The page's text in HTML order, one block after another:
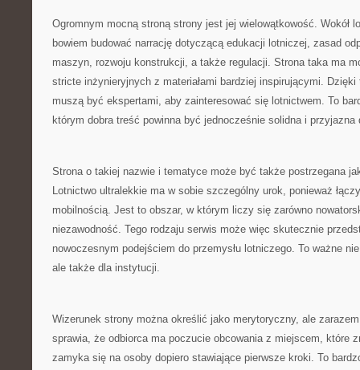
Ogromnym mocną stroną strony jest jej wielowątkowość. Wokół
bowiem budować narrację dotyczącą edukacji lotniczej, zasad
maszyn, rozwoju konstrukcji, a także regulacji. Strona taka ma
stricte inżynieryjnych z materiałami bardziej inspirującymi.
muszą być ekspertami, aby zainteresować się lotnictwem. To
którym dobra treść powinna być jednocześnie solidna i przyjazna
Strona o takiej nazwie i tematyce może być także postrzegana
Lotnictwo ultralekkie ma w sobie szczególny urok, ponieważ
mobilnością. Jest to obszar, w którym liczy się zarówno
niezawodność. Tego rodzaju serwis może więc skutecznie
nowoczesnym podejściem do przemysłu lotniczego. To ważne
ale także dla instytucji.
Wizerunek strony można określić jako merytoryczny, ale
sprawia, że odbiorca ma poczucie obcowania z miejscem, które
zamyka się na osoby dopiero stawiające pierwsze kroki. To